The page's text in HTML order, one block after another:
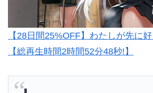
【28日間25%OFF】わたしが先に
【総再生時間2時間52分48秒!】